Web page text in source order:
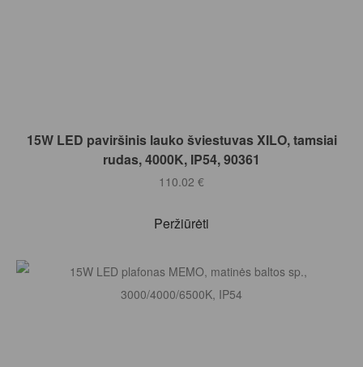
Į KREPŠELĮ
15W LED paviršinis lauko šviestuvas XILO, tamsiai
rudas, 4000K, IP54, 90361
110.02 €
Peržiūrėti